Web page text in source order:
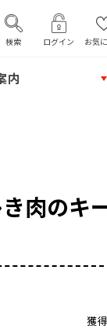
検索 ログイン お気
内
肉のキ
獲